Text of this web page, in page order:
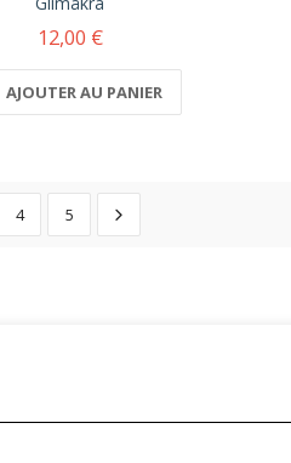
12,00 €
AJOUTER AU PANIER
4 5